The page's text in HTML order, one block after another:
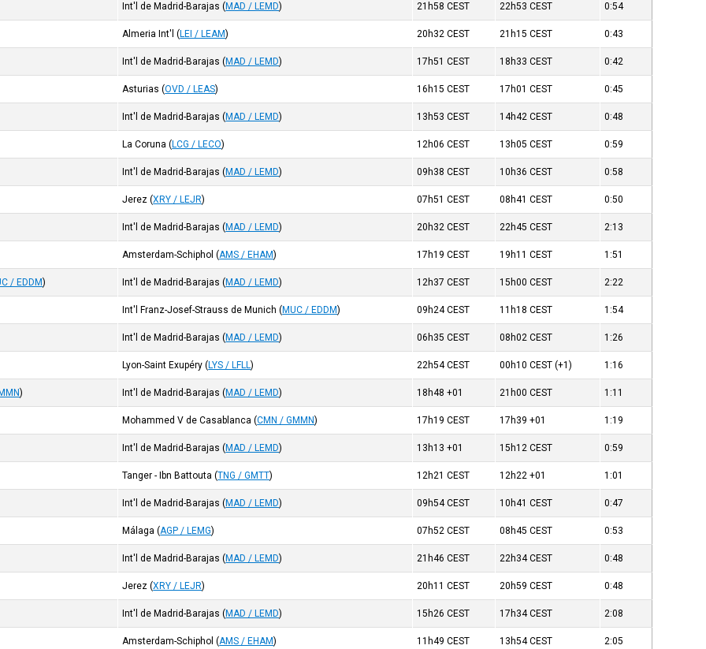
Int'l de Madrid-Barajas (MAD / LEMD) 21h58CEST 22h53CEST 0:54
Almeria Int'l (LEI / LEAM) 20h32CEST 21h15CEST 0:43
Int'l de Madrid-Barajas (MAD / LEMD) 17h51CEST 18h33CEST 0:42
Asturias (OVD / LEAS) 16h15CEST 17h01CEST 0:45
Int'l de Madrid-Barajas (MAD / LEMD) 13h53CEST 14h42CEST 0:48
La Coruna (LCG / LECO) 12h06CEST 13h05CEST 0:59
Int'l de Madrid-Barajas (MAD / LEMD) 09h38CEST 10h36CEST 0:58
Jerez (XRY / LEJR) 07h51CEST 08h41CEST 0:50
Int'l de Madrid-Barajas (MAD / LEMD) 20h32CEST 22h45CEST 2:13
Amsterdam-Schiphol (AMS / EHAM) 17h19CEST 19h11CEST 1:51
/ EDDM) Int'l de Madrid-Barajas (MAD / LEMD) 12h37CEST 15h00CEST 2:22
Int'l Franz-Josef-Strauss de Munich (MUC / EDDM) 09h24CEST 11h18CEST 1:54
Int'l de Madrid-Barajas (MAD / LEMD) 06h35CEST 08h02CEST 1:26
Lyon-Saint Exupéry (LYS / LFLL) 22h54CEST 00h10CEST (+1) 1:16
) Int'l de Madrid-Barajas (MAD / LEMD) 18h48+01 21h00CEST 1:11
Mohammed V de Casablanca (CMN / GMMN) 17h19CEST 17h39+01 1:19
Int'l de Madrid-Barajas (MAD / LEMD) 13h13+01 15h12CEST 0:59
Tanger - Ibn Battouta (TNG / GMTT) 12h21CEST 12h22+01 1:01
Int'l de Madrid-Barajas (MAD / LEMD) 09h54CEST 10h41CEST 0:47
Málaga (AGP / LEMG) 07h52CEST 08h45CEST 0:53
Int'l de Madrid-Barajas (MAD / LEMD) 21h46CEST 22h34CEST 0:48
Jerez (XRY / LEJR) 20h11CEST 20h59CEST 0:48
Int'l de Madrid-Barajas (MAD / LEMD) 15h26CEST 17h34CEST 2:08
Amsterdam-Schiphol (AMS / EHAM) 11h49CEST 13h54CEST 2:05